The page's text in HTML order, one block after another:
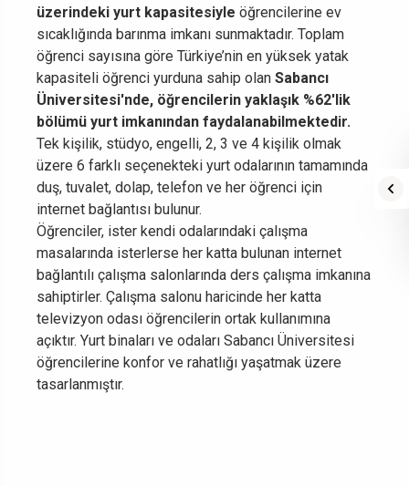
üzerindeki yurt kapasitesiyle öğrencilerine ev
sıcaklığında barınma imkanı sunmaktadır. Toplam
öğrenci sayısına göre Türkiye’nin en yüksek yatak
kapasiteli öğrenci yurduna sahip olan Sabancı
Üniversitesi'nde, öğrencilerin yaklaşık %62'lik
bölümü yurt imkanından faydalanabilmektedir.
Tek kişilik, stüdyo, engelli, 2, 3 ve 4 kişilik olmak
üzere 6 farklı seçenekteki yurt odalarının tamamında
duş, tuvalet, dolap, telefon ve her öğrenci için
internet bağlantısı bulunur.
Öğrenciler, ister kendi odalarındaki çalışma
masalarında isterlerse her katta bulunan internet
bağlantılı çalışma salonlarında ders çalışma imkanına
sahiptirler. Çalışma salonu haricinde her katta
televizyon odası öğrencilerin ortak kullanımına
açıktır. Yurt binaları ve odaları Sabancı Üniversitesi
öğrencilerine konfor ve rahatlığı yaşatmak üzere
tasarlanmıştır.